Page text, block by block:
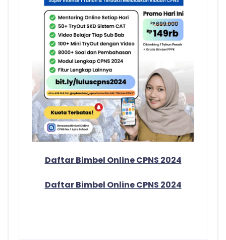
Daftar Bimbel Online CPNS 2024
Daftar Bimbel Online CPNS 2024